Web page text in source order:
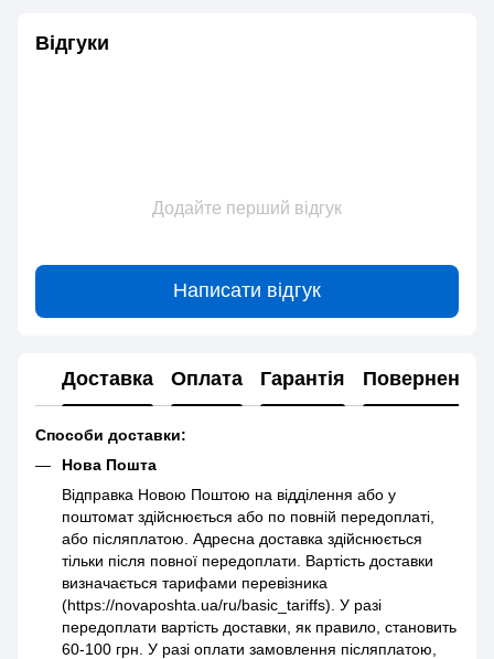
Відгуки
Додайте перший відгук
Написати відгук
Доставка Оплата Гарантія Повернення
Способи доставки:
Нова Пошта
Відправка Новою Поштою на відділення або у
поштомат здійснюється або по повній передоплаті,
або післяплатою. Адресна доставка здійснюється
тільки після повної передоплати. Вартість доставки
визначається тарифами перевізника
(https://novaposhta.ua/ru/basic_tariffs). У разі
передоплати вартість доставки, як правило, становить
60-100 грн. У разі оплати замовлення післяплатою,